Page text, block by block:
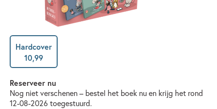
Hardcover
10,99
Reserveer nu
Nog niet verschenen – bestel het boek nu en krijg het rond
12-08-2026 toegestuurd.